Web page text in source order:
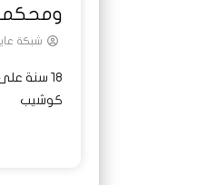
شبكة
١٨ سنة
كوشيب